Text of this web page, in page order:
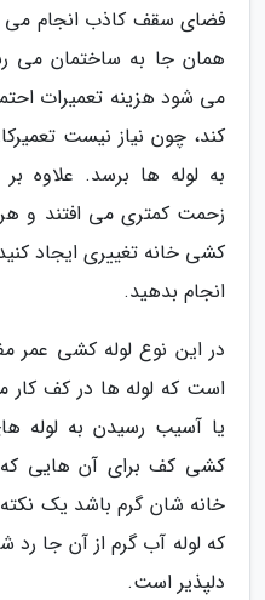
فضای سقف کاذب انجام می
همان جا به ساختمان می
می شود هزینه تعمیرات
کند، چون نیاز نیست
به لوله ها برسد. علاوه
زحمت کمتری می افتند و هر
کشی خانه تغییری ایجاد
انجام بدهید.
در این نوع لوله کشی عمر
است که لوله ها در کف کار
یا آسیب رسیدن به لوله
کشی کف برای آن هایی
خانه شان گرم باشد یک
که لوله آب گرم از آن جا رد
دلپذیر است.